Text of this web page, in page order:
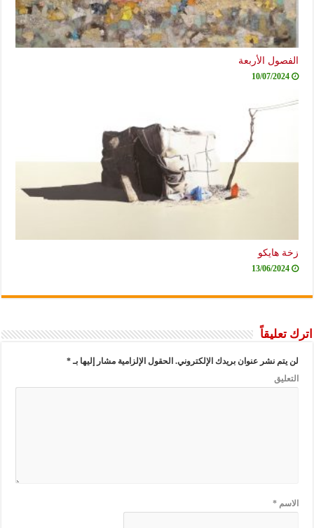
الفصول الأربعة
10/07/2024
زخة هايكو
13/06/2024
اترك تعليقاً
لن يتم نشر عنوان بريدك الإلكتروني. الحقول الإلزامية مشار إليها بـ*
التعليق
الاسم*